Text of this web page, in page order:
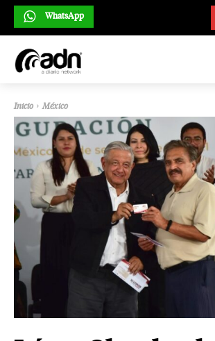
WhatsApp
Inicio México